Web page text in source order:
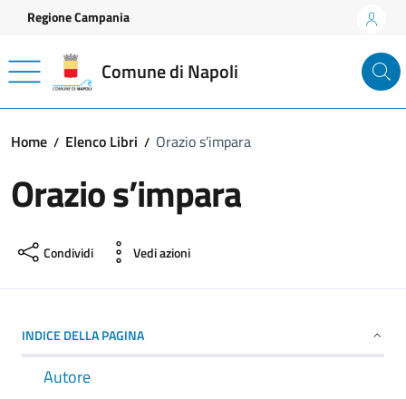
Vai ai contenuti
Vai al footer
Regione Campania
Comune di Napoli
Home Elenco Libri Orazio s’impara
Orazio s’impara
Condividi Vedi azioni
INDICE DELLA PAGINA
Autore